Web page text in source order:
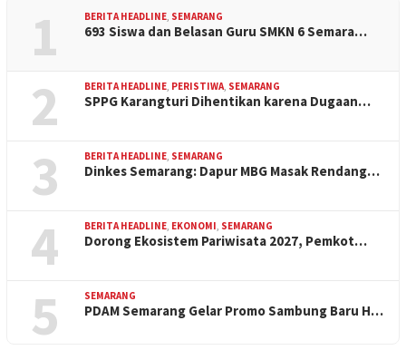
1 BERITA HEADLINE, SEMARANG
693 Siswa dan Belasan Guru SMKN 6 Semara…
2 BERITA HEADLINE, PERISTIWA, SEMARANG
SPPG Karangturi Dihentikan karena Dugaan…
3 BERITA HEADLINE, SEMARANG
Dinkes Semarang: Dapur MBG Masak Rendang…
4 BERITA HEADLINE, EKONOMI, SEMARANG
Dorong Ekosistem Pariwisata 2027, Pemkot…
5 SEMARANG
PDAM Semarang Gelar Promo Sambung Baru H…